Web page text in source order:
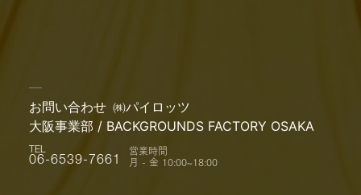
お問い合わせ ㈱パイロッツ
大阪事業部 / BACKGROUNDS FACTORY OSAKA
TEL
06-6539-7661
営業時間
月 - 金 10:00~18:00